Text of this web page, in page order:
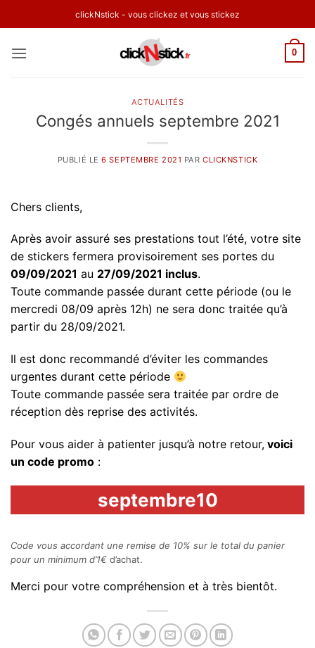
au
clickNstick - vous clickez et vous stickez
0
ACTUALITÉS
Congés annuels septembre 2021
PUBLIÉ LE6 SEPTEMBRE 2021 PARCLICKNSTICK
Chers clients,
Après avoir assuré ses prestations tout l’été, votre site
de stickers fermera provisoirement ses portes du
09/09/2021 au 27/09/2021 inclus.
Toute commande passée durant cette période (ou le
mercredi 08/09 après 12h) ne sera donc traitée qu’à
partir du 28/09/2021.
Il est donc recommandé d’éviter les commandes
urgentes durant cette période
Toute commande passée sera traitée par ordre de
réception dès reprise des activités.
Pour vous aider à patienter jusqu’à notre retour, voici
un code promo :
septembre10
Code vous accordant une remise de 10% sur le total du panier
pour un minimum d’1€ d’achat.
Merci pour votre compréhension et à très bientôt.